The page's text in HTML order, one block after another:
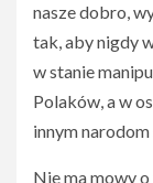
nasze dobro,
tak, aby nigdy
w stanie
Polaków, a w
innym narodom
Nie ma mowy